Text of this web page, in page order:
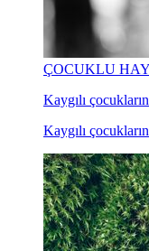
ÇOCUKLU
Kaygılı
Kaygılı